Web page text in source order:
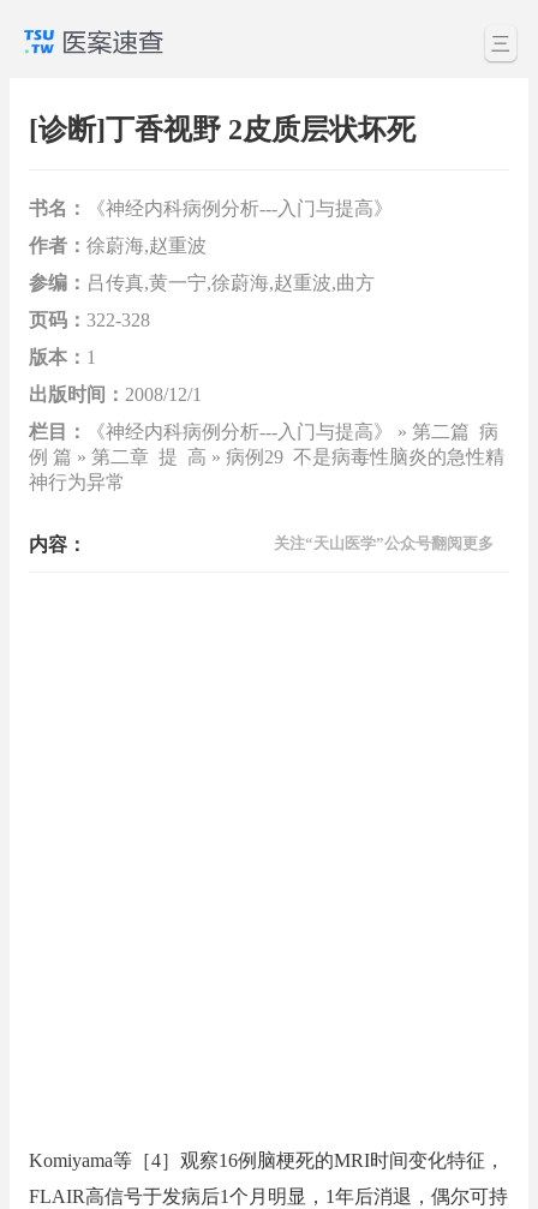
三
[诊断]丁香视野 2皮质层状坏死
书名：
《神经内科病例分析---入门与提高》
作者： 徐蔚海,赵重波
参编： 吕传真,黄一宁,徐蔚海,赵重波,曲方
页码： 322-328
版本： 1
出版时间： 2008/12/1
栏目：
《神经内科病例分析---入门与提高》 » 第二篇 病
例 篇 » 第二章 提 高 » 病例29 不是病毒性脑炎的急性精
神行为异常
内容： 关注“天山医学”公众号翻阅更多
Komiyama等［4］观察16例脑梗死的MRI时间变化特征，
FLAIR高信号于发病后1个月明显，1年后消退，偶尔可持